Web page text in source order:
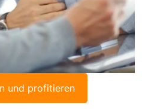
und profitieren